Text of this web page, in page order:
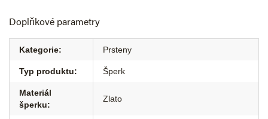
Doplňkové parametry
Kategorie: Prsteny
Typ produktu: Šperk
Materiál
šperku:
Zlato